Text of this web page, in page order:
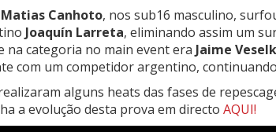
Matias Canhoto, nos sub16 masculino,
Joaquín Larreta, eliminando assim um
na categoria no main event era Jaime
com um competidor argentino,
alguns heats das fases de
a evolução desta prova em directo AQUI!